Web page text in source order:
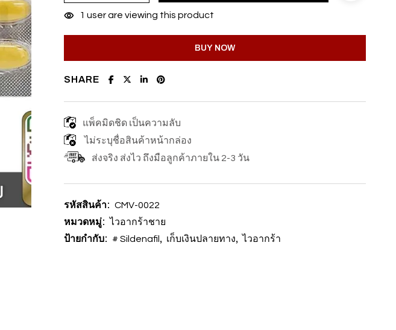
1 user are viewing this product
BUY NOW
SHARE
แพ็คมิดชิด เป็นความลับ
ไม่ระบุชื่อสินค้าหน้ากล่อง
ส่งจริง ส่งไว ถึงมือลูกค้าภายใน 2-3 วัน
รหัสสินค้า: CMV-0022
หมวดหมู่: ไวอากร้าชาย
ป้ายกำกับ: # Sildenafil , เก็บเงินปลายทาง, ไวอากร้า